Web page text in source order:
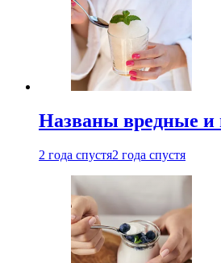
Названы вредные и
2 года спустя2 года спустя